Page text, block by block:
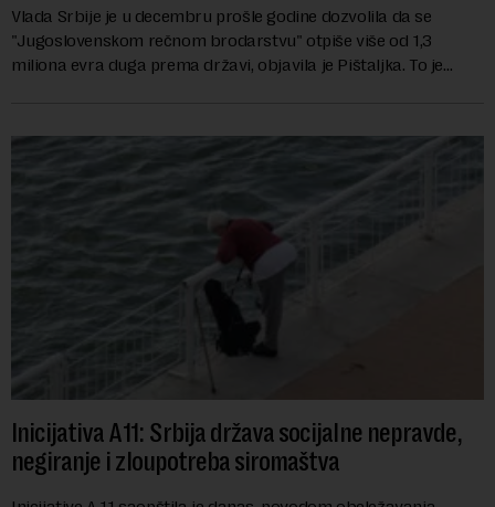
Vlada Srbije je u decembru prošle godine dozvolila da se
"Jugoslovenskom rečnom brodarstvu" otpiše više od 1,3
miliona evra duga prema državi, objavila je Pištaljka. To je
Inicijativa A11: Srbija država socijalne nepravde,
negiranje i zloupotreba siromaštva